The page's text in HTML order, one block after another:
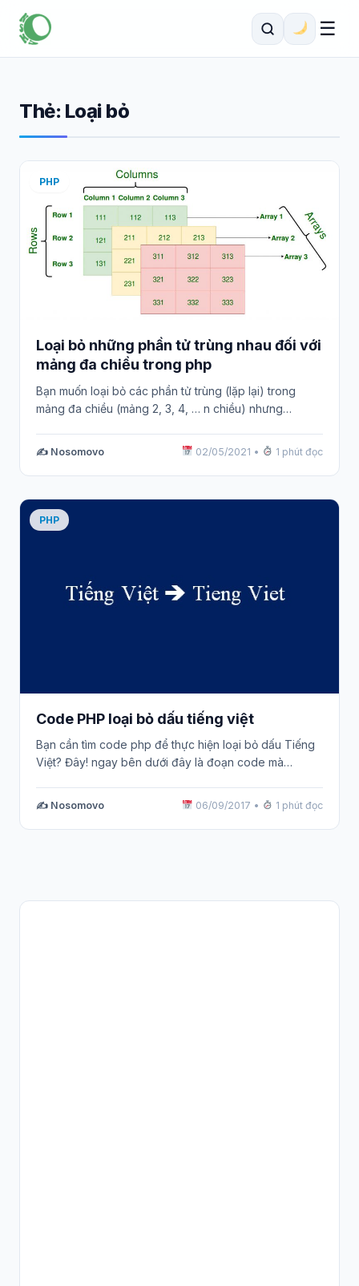
☰
Thẻ: Loại bỏ
PHP
Loại bỏ những phần tử trùng nhau đối với
mảng đa chiều trong php
Bạn muốn loại bỏ các phần tử trùng (lặp lại) trong
mảng đa chiều (mảng 2, 3, 4, … n chiều) nhưng…
✍️ Nosomovo 02/05/2021 • 1 phút đọc
PHP
Code PHP loại bỏ dấu tiếng việt
Bạn cần tìm code php để thực hiện loại bỏ dấu Tiếng
Việt? Đây! ngay bên dưới đây là đoạn code mà…
✍️ Nosomovo 06/09/2017 • 1 phút đọc